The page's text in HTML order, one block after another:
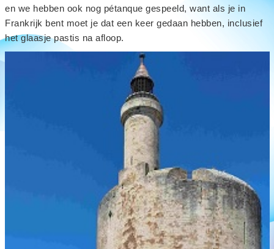
en we hebben ook nog pétanque gespeeld, want als je in
Frankrijk bent moet je dat een keer gedaan hebben, inclusief
het glaasje pastis na afloop.